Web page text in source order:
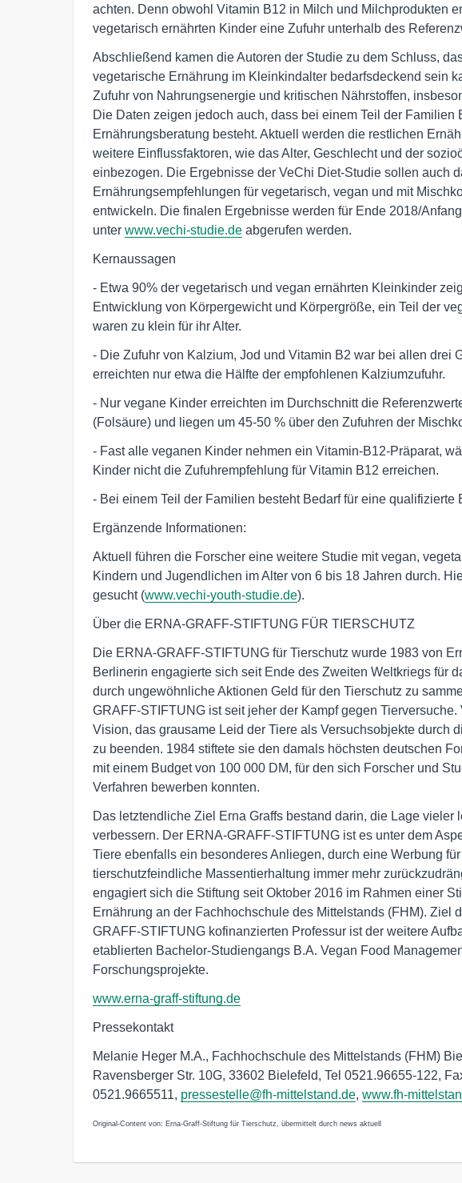
achten. Denn obwohl Vitamin B12 in Milch und Milchprodukten
vegetarisch ernährten Kinder eine Zufuhr unterhalb des
Abschließend kamen die Autoren der Studie zu dem Schluss,
vegetarische Ernährung im Kleinkindalter bedarfsdeckend sein
Zufuhr von Nahrungsenergie und kritischen Nährstoffen,
Die Daten zeigen jedoch auch, dass bei einem Teil der Familien
Ernährungsberatung besteht. Aktuell werden die restlichen
weitere Einflussfaktoren, wie das Alter, Geschlecht und der
einbezogen. Die Ergebnisse der VeChi Diet-Studie sollen auch
Ernährungsempfehlungen für vegetarisch, vegan und mit
entwickeln. Die finalen Ergebnisse werden für Ende 2018/
unter www.vechi-studie.de abgerufen werden.
Kernaussagen
- Etwa 90% der vegetarisch und vegan ernährten Kleinkinder
Entwicklung von Körpergewicht und Körpergröße, ein Teil der
waren zu klein für ihr Alter.
- Die Zufuhr von Kalzium, Jod und Vitamin B2 war bei allen drei
erreichten nur etwa die Hälfte der empfohlenen Kalziumzufuhr.
- Nur vegane Kinder erreichten im Durchschnitt die
(Folsäure) und liegen um 45-50 % über den Zufuhren der
- Fast alle veganen Kinder nehmen ein Vitamin-B12-Präparat,
Kinder nicht die Zufuhrempfehlung für Vitamin B12 erreichen.
- Bei einem Teil der Familien besteht Bedarf für eine qualifizierte
Ergänzende Informationen:
Aktuell führen die Forscher eine weitere Studie mit vegan,
Kindern und Jugendlichen im Alter von 6 bis 18 Jahren durch.
gesucht (www.vechi-youth-studie.de).
Über die ERNA-GRAFF-STIFTUNG FÜR TIERSCHUTZ
Die ERNA-GRAFF-STIFTUNG für Tierschutz wurde 1983 von
Berlinerin engagierte sich seit Ende des Zweiten Weltkriegs für
durch ungewöhnliche Aktionen Geld für den Tierschutz zu
GRAFF-STIFTUNG ist seit jeher der Kampf gegen Tierversuche.
Vision, das grausame Leid der Tiere als Versuchsobjekte durch
zu beenden. 1984 stiftete sie den damals höchsten deutschen
mit einem Budget von 100 000 DM, für den sich Forscher und
Verfahren bewerben konnten.
Das letztendliche Ziel Erna Graffs bestand darin, die Lage vieler
verbessern. Der ERNA-GRAFF-STIFTUNG ist es unter dem
Tiere ebenfalls ein besonderes Anliegen, durch eine Werbung
tierschutzfeindliche Massentierhaltung immer mehr
engagiert sich die Stiftung seit Oktober 2016 im Rahmen einer
Ernährung an der Fachhochschule des Mittelstands (FHM). Ziel
GRAFF-STIFTUNG kofinanzierten Professur ist der weitere
etablierten Bachelor-Studiengangs B.A. Vegan Food
Forschungsprojekte.
www.erna-graff-stiftung.de
Pressekontakt
Melanie Heger M.A., Fachhochschule des Mittelstands (FHM)
Ravensberger Str. 10G, 33602 Bielefeld, Tel 0521.96655-122,
0521.9665511, pressestelle@fh-mittelstand.de, www.fh-
Original-Content von: Erna-Graff-Stiftung für Tierschutz, übermittelt durch news aktuell